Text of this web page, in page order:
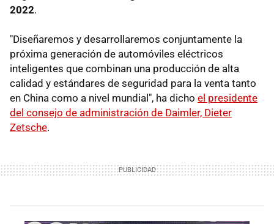
2022.
"Diseñaremos y desarrollaremos conjuntamente la
próxima generación de automóviles eléctricos
inteligentes que combinan una producción de alta
calidad y estándares de seguridad para la venta tanto
en China como a nivel mundial", ha dicho el presidente
del consejo de administración de Daimler, Dieter
Zetsche.